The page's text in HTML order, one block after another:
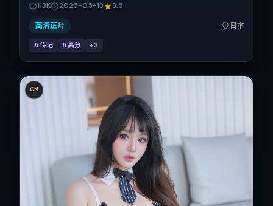
2025-05-13 起陆续登陆院线与网络平台，春季档公映，片长
152分钟。
113K 2025-05-13 8.5
高清正片 日本
#传记 #高分 +3
CN